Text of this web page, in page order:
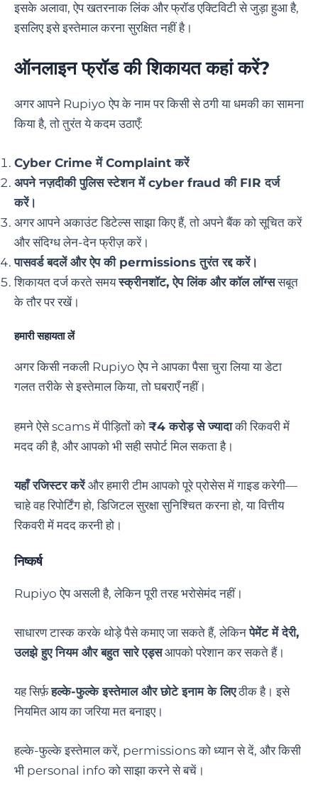
इसके अलावा, ऐप खतरनाक लिंक और फ्रॉड एक्टिविटी से जुड़ा हुआ है,
इसलिए इसे इस्तेमाल करना सुरक्षित नहीं है।
ऑनलाइन फ्रॉड की शिकायत कहां करें?
अगर आपने Rupiyo ऐप के नाम पर किसी से ठगी या धमकी का सामना
किया है, तो तुरंत ये कदम उठाएँ:
Cyber Crime में Complaint करें
अपने नज़दीकी पुलिस स्टेशन में cyber fraud की FIR दर्ज
करें।
अगर आपने अकाउंट डिटेल्स साझा किए हैं, तो अपने बैंक को सूचित करें
और संदिग्ध लेन-देन फ्रीज़ करें।
पासवर्ड बदलें और ऐप की permissions तुरंत रद्द करें।
शिकायत दर्ज करते समयस्क्रीनशॉट, ऐप लिंक और कॉल लॉग्ससबूत
के तौर पर रखें।
हमारी सहायता लें
अगर किसी नकली Rupiyo ऐप ने आपका पैसा चुरा लिया या डेटा
गलत तरीके से इस्तेमाल किया, तो घबराएँ नहीं।
हमने ऐसे scams में पीड़ितों को ₹4 करोड़ से ज्यादाकी रिकवरी में
मदद की है, और आपको भी सही सपोर्ट मिल सकता है।
यहाँ रजिस्टर करें और हमारी टीम आपको पूरे प्रोसेस में गाइड करेगी—
चाहे वह रिपोर्टिंग हो, डिजिटल सुरक्षा सुनिश्चित करना हो, या वित्तीय
रिकवरी में मदद करनी हो।
निष्कर्ष
Rupiyo ऐप असली है, लेकिन पूरी तरह भरोसेमंद नहीं।
साधारण टास्क करके थोड़े पैसे कमाए जा सकते हैं, लेकिनपेमेंट में देरी,
उलझे हुए नियम और बहुत सारे एड्सआपको परेशान कर सकते हैं।
यह सिर्फ़हल्के-फुल्के इस्तेमाल और छोटे इनाम के लिएठीक है। इसे
नियमित आय का जरिया मत बनाइए।
हल्के-फुल्के इस्तेमाल करें, permissions को ध्यान से दें, और किसी
भी personal info को साझा करने से बचें।